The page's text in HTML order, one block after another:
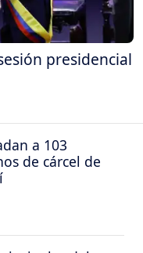
presidencial
a 103
de cárcel de